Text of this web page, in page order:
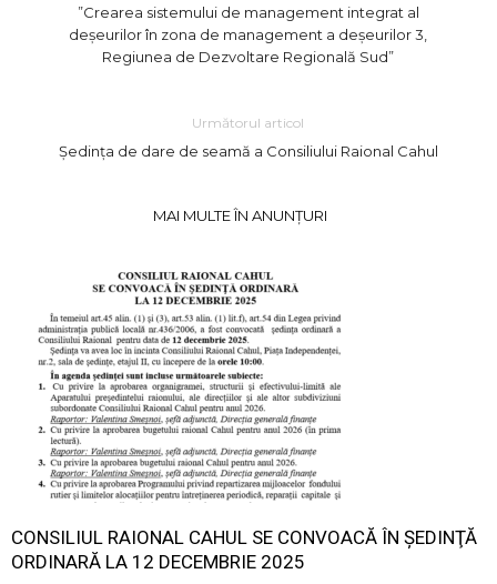
”Crearea sistemului de management integrat al
deșeurilor în zona de management a deșeurilor 3,
Regiunea de Dezvoltare Regională Sud”
Următorul articol
Ședința de dare de seamă a Consiliului Raional Cahul
MAI MULTE ÎN ANUNȚURI
CONSILIUL RAIONAL CAHUL SE CONVOACĂ ÎN ŞEDINŢĂ
ORDINARĂ LA 12 DECEMBRIE 2025